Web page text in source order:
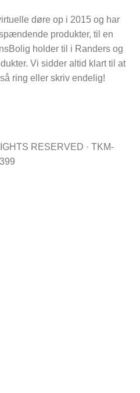
døre op i 2015 og har
produkter, til en
holder til i Randers og
Vi sidder altid klart til at
ring eller skriv endelig!
RESERVED · TKM-